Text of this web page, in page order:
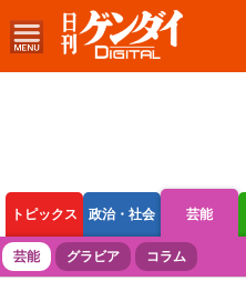
トピックス 政治・社会 芸能
ボートレース 競輪 オートレース
芸能 グラビア コラム